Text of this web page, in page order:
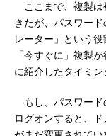
ここまで、複製は
きたが、パスワー
レーター」という
「今すぐに」複製
に紹介したタイミン
もし、パスワード
ログオンすると、